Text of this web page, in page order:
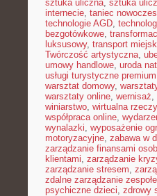
sztuka uliczna, sztuka
internecie, taniec
technologie AGD,
bezgotówkowe,
luksusowy, transport
Twórczość artystyczna,
umowy handlowe, uroda
usługi turystyczne premium
warsztat domowy,
warsztaty online, wernisaż,
winiarstwo, wirtualna
współpraca online,
wynalazki, wyposażenie
motoryzacyjne, zabawa w
zarządzanie finansami
klientami, zarządzanie
zarządzanie stresem,
zdalne zarządzanie
psychiczne dzieci, zdrowy